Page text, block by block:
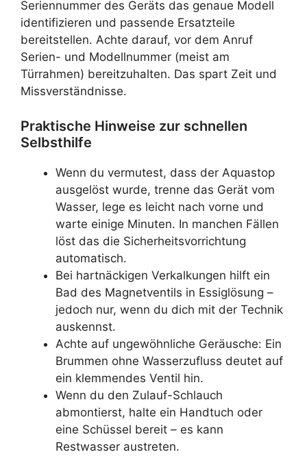
Seriennummer des Geräts das genaue Modell
identifizieren und passende Ersatzteile
bereitstellen. Achte darauf, vor dem Anruf
Serien- und Modellnummer (meist am
Türrahmen) bereitzuhalten. Das spart Zeit und
Missverständnisse.
Praktische Hinweise zur schnellen
Selbsthilfe
Wenn du vermutest, dass der Aquastop
ausgelöst wurde, trenne das Gerät vom
Wasser, lege es leicht nach vorne und
warte einige Minuten. In manchen Fällen
löst das die Sicherheitsvorrichtung
automatisch.
Bei hartnäckigen Verkalkungen hilft ein
Bad des Magnetventils in Essiglösung –
jedoch nur, wenn du dich mit der Technik
auskennst.
Achte auf ungewöhnliche Geräusche: Ein
Brummen ohne Wasserzufluss deutet auf
ein klemmendes Ventil hin.
Wenn du den Zulauf-Schlauch
abmontierst, halte ein Handtuch oder
eine Schüssel bereit – es kann
Restwasser austreten.